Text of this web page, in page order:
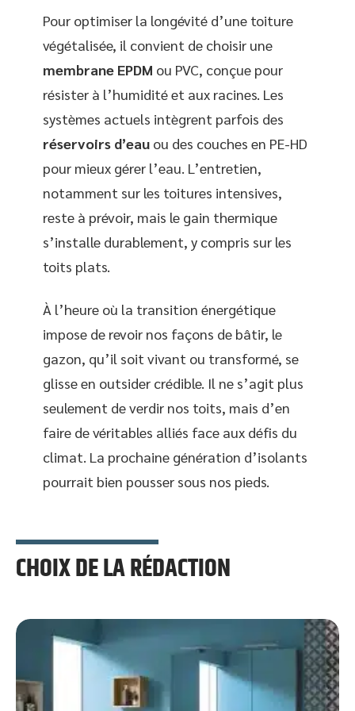
Pour optimiser la longévité d’une toiture
végétalisée, il convient de choisir une
membrane EPDM ou PVC, conçue pour
résister à l’humidité et aux racines. Les
systèmes actuels intègrent parfois des
réservoirs d’eau ou des couches en PE-HD
pour mieux gérer l’eau. L’entretien,
notamment sur les toitures intensives,
reste à prévoir, mais le gain thermique
s’installe durablement, y compris sur les
toits plats.
À l’heure où la transition énergétique
impose de revoir nos façons de bâtir, le
gazon, qu’il soit vivant ou transformé, se
glisse en outsider crédible. Il ne s’agit plus
seulement de verdir nos toits, mais d’en
faire de véritables alliés face aux défis du
climat. La prochaine génération d’isolants
pourrait bien pousser sous nos pieds.
CHOIX DE LA RÉDACTION